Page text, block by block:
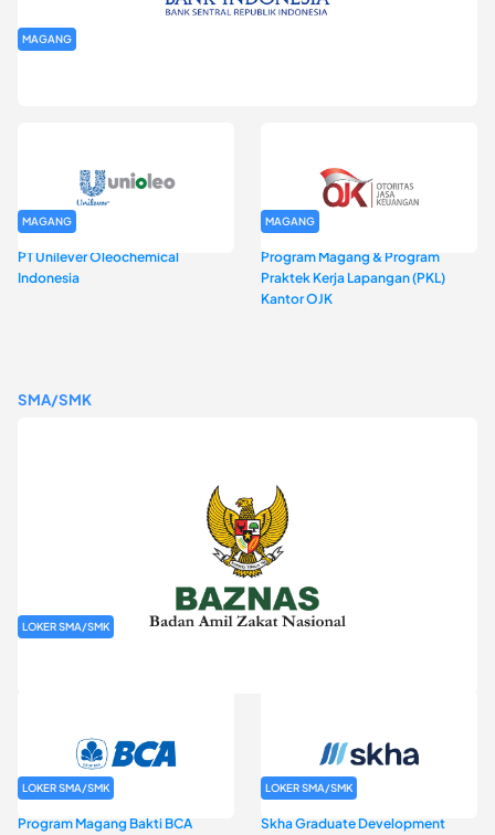
MAGANG
MAGANG
PT Unilever Oleochemical
Indonesia
MAGANG
Program Magang & Program
Praktek Kerja Lapangan (PKL)
Kantor OJK
SMA/SMK
LOKER SMA/SMK
LOKER SMA/SMK
Program Magang Bakti BCA
LOKER SMA/SMK
Skha Graduate Development